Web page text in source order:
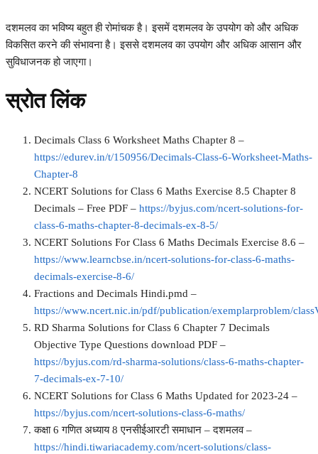
दशमलव का भविष्य बहुत ही रोमांचक है। इसमें दशमलव के उपयोग को और अधिक
विकसित करने की संभावना है। इससे दशमलव का उपयोग और अधिक आसान और
सुविधाजनक हो जाएगा।
स्रोत लिंक
Decimals Class 6 Worksheet Maths Chapter 8 –
https://edurev.in/t/150956/Decimals-Class-6-Worksheet-Maths-
Chapter-8
NCERT Solutions for Class 6 Maths Exercise 8.5 Chapter 8
Decimals – Free PDF – https://byjus.com/ncert-solutions-for-
class-6-maths-chapter-8-decimals-ex-8-5/
NCERT Solutions For Class 6 Maths Decimals Exercise 8.6 –
https://www.learncbse.in/ncert-solutions-for-class-6-maths-
decimals-exercise-8-6/
Fractions and Decimals Hindi.pmd –
https://www.ncert.nic.in/pdf/publication/exemplarproblem/
RD Sharma Solutions for Class 6 Chapter 7 Decimals
Objective Type Questions download PDF –
https://byjus.com/rd-sharma-solutions/class-6-maths-chapter-
7-decimals-ex-7-10/
NCERT Solutions for Class 6 Maths Updated for 2023-24 –
https://byjus.com/ncert-solutions-class-6-maths/
कक्षा 6 गणित अध्याय 8 एनसीईआरटी समाधान – दशमलव –
https://hindi.tiwariacademy.com/ncert-solutions/class-